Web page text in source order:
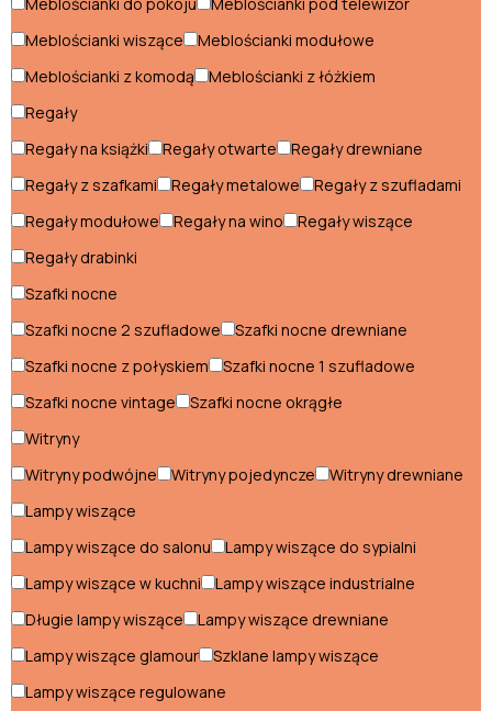
Regały młodzieżowe
Przedpokój
Komody do przedpokoju
Konsole do przedpokoju
Ławki do przedpokoju
Meblościanki do przedpokoju
Regały do przedpokoju
Szafy do przedpokoju
Wieszaki do przedpokoju
Salon
Meblościanki wiszące
Meblościanki modułowe
Meblościanki z komodą
Meblościanki z łóżkiem
Regały
Regały na książki
Regały otwarte
Regały drewniane
Regały z szafkami
Regały metalowe
Regały z szufladami
Regały modułowe
Regały na wino
Regały wiszące
Regały drabinki
Szafki nocne
Szafki nocne 2 szufladowe
Szafki nocne drewniane
Szafki nocne z połyskiem
Szafki nocne 1 szufladowe
Szafki nocne vintage
Szafki nocne okrągłe
Witryny
Witryny podwójne
Witryny pojedyncze
Witryny drewniane
Lampy wiszące
Lampy wiszące do salonu
Lampy wiszące do sypialni
Lampy wiszące w kuchni
Lampy wiszące industrialne
Długie lampy wiszące
Lampy wiszące drewniane
Lampy wiszące glamour
Szklane lampy wiszące
Lampy wiszące regulowane